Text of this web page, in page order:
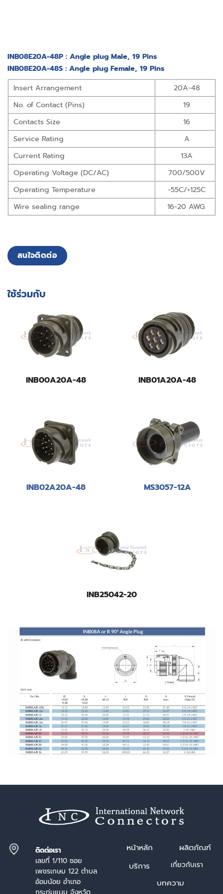
INB08E20A-48P : Angle plug Male, 19 Pins
INB08E20A-48S : Angle plug Female, 19 Pins
Insert Arrangement
20A-48
No. of Contact (Pins)
19
Contacts Size
16
Service Rating
A
Current Rating
13A
Operating Voltage (DC/AC)
700/500V
Operating Temperature
-55C/+125C
Wire sealing range
16-20 AWG.
สนใจติดต่อ
ใช้ร่วมกับ
INB00A20A-48 INB01A20A-48
INB02A20A-48 MS3057-12A
INB25042-20
ติดต่อเรา
เลขที่ 1/110 ซอย
เพชรเกษม 122 ตำบล
อ้อมน้อย อำเภอ
หน้าหลัก
ผลิตภัณฑ์
บริการ
เกี่ยวกับเรา
บทความ